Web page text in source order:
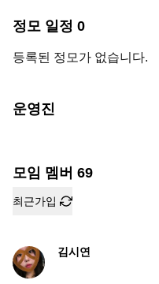
정모 일정 0
등록된 정모가 없습니다.
운영진
모임 멤버 69
최근가입
김시연